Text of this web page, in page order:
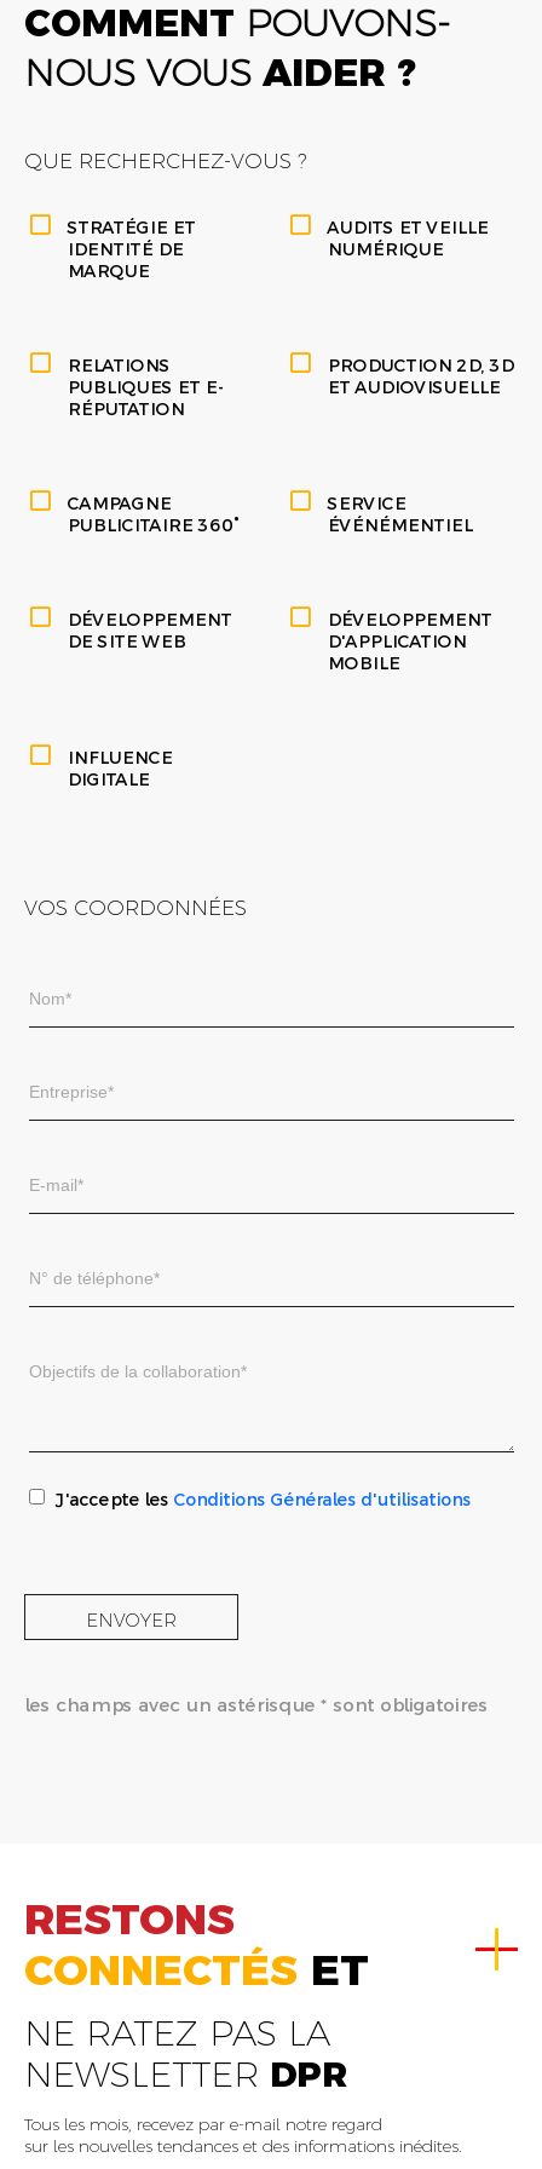
COMMENT POUVONS-
NOUS VOUS AIDER ?
QUE RECHERCHEZ-VOUS ?
STRATÉGIE ET
IDENTITÉ DE
MARQUE
AUDITS ET VEILLE
NUMÉRIQUE
RELATIONS
PUBLIQUES ET E-
RÉPUTATION
PRODUCTION 2D, 3D
ET AUDIOVISUELLE
CAMPAGNE
PUBLICITAIRE 360°
SERVICE
ÉVÉNÉMENTIEL
DÉVELOPPEMENT
DE SITE WEB
DÉVELOPPEMENT
D'APPLICATION
MOBILE
INFLUENCE
DIGITALE
VOS COORDONNÉES
J'accepte les Conditions Générales d'utilisations
ENVOYER
les champs avec un astérisque * sont obligatoires
RESTONS
CONNECTÉS ET
NE RATEZ PAS LA
NEWSLETTER DPR
Tous les mois, recevez par e-mail notre regard
sur les nouvelles tendances et des informations inédites.